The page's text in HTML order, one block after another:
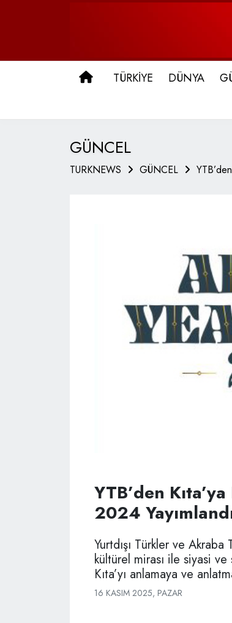
ANA SAYFA
TÜRKİYE DÜNYA
GÜNCEL
TURKNEWS GÜNCEL
YTB’den
2024
Yurtdışı Türkler ve Akraba
kültürel mirası ile siyasi
Kıta’yı anlamaya ve
16 KASIM 2025, PAZAR